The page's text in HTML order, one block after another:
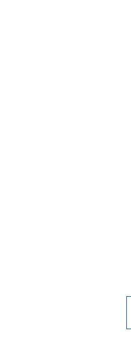
Deutschland untersucht